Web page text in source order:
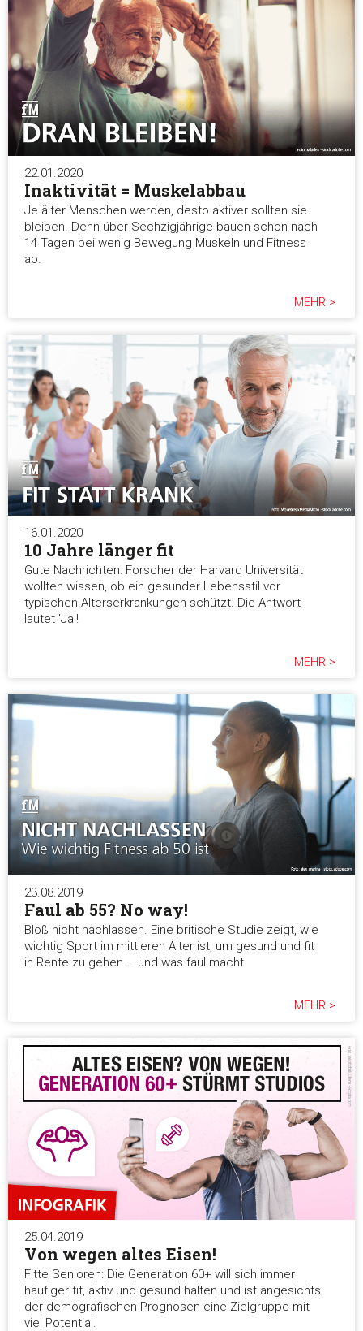
22.01.2020
Inaktivität = Muskelabbau
Je älter Menschen werden, desto aktiver sollten sie
bleiben. Denn über Sechzigjährige bauen schon nach
14 Tagen bei wenig Bewegung Muskeln und Fitness
ab.
MEHR >
16.01.2020
10 Jahre länger fit
Gute Nachrichten: Forscher der Harvard Universität
wollten wissen, ob ein gesunder Lebensstil vor
typischen Alterserkrankungen schützt. Die Antwort
lautet 'Ja'!
MEHR >
23.08.2019
Faul ab 55? No way!
Bloß nicht nachlassen. Eine britische Studie zeigt, wie
wichtig Sport im mittleren Alter ist, um gesund und fit
in Rente zu gehen – und was faul macht.
MEHR >
25.04.2019
Von wegen altes Eisen!
Fitte Senioren: Die Generation 60+ will sich immer
häufiger fit, aktiv und gesund halten und ist angesichts
der demografischen Prognosen eine Zielgruppe mit
viel Potential.